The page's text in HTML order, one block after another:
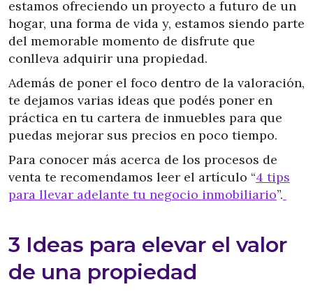
estamos ofreciendo un proyecto a futuro de un
hogar, una forma de vida y, estamos siendo parte
del memorable momento de disfrute que
conlleva adquirir una propiedad.
Además de poner el foco dentro de la valoración,
te dejamos varias ideas que podés poner en
práctica en tu cartera de inmuebles para que
puedas mejorar sus precios en poco tiempo.
Para conocer más acerca de los procesos de
venta te recomendamos leer el artículo “4 tips
para llevar adelante tu negocio inmobiliario”.
3 Ideas para elevar el valor
de una propiedad